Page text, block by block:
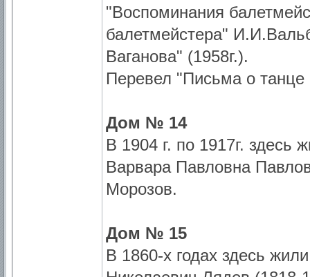
"Воспоминания
балетмейстера"
Ваганова" (1958г.).
Перевел "Письма о
Дом № 14
В 1904 г. по 1917г. здесь
Варвара Павловна
Морозов.
Дом № 15
В 1860-х годах здесь